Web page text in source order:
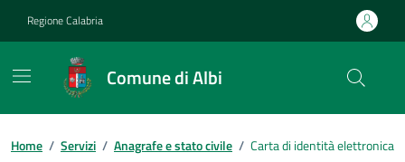
Regione Calabria
Comune di Albi
Home / Servizi / Anagrafe e stato civile / Carta di identità elettronica